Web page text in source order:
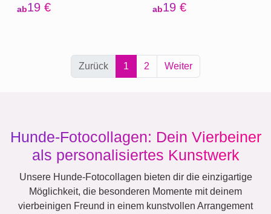
ab19 € ab19 €
Zurück 1 2 Weiter
Hunde-Fotocollagen: Dein Vierbeiner
als personalisiertes Kunstwerk
Unsere Hunde-Fotocollagen bieten dir die einzigartige
Möglichkeit, die besonderen Momente mit deinem
vierbeinigen Freund in einem kunstvollen Arrangement